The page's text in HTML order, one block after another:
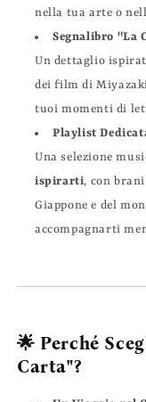
nella tua arte o
Segnalibro "La
Un dettaglio
dei film di
tuoi momenti di
Playlist
Una selezione
ispirarti, con brani
Giappone e del
accompagnarti
🌟 Perché
Carta"?